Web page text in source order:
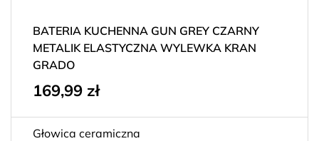
BATERIA KUCHENNA GUN GREY CZARNY
METALIK ELASTYCZNA WYLEWKA KRAN
GRADO
169,99 zł
Głowica ceramiczna